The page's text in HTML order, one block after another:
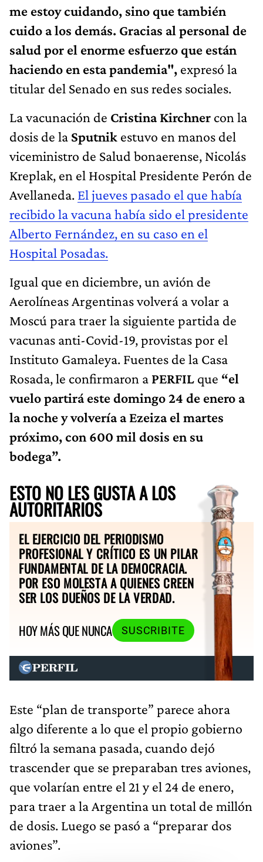
me estoy cuidando, sino que también
cuido a los demás. Gracias al personal de
salud por el enorme esfuerzo que están
haciendo en esta pandemia", expresó la
titular del Senado en sus redes sociales.
La vacunación de Cristina Kirchner con la
dosis de la Sputnik estuvo en manos del
viceministro de Salud bonaerense, Nicolás
Kreplak, en el Hospital Presidente Perón de
Avellaneda. El jueves pasado el que había
recibido la vacuna había sido el presidente
Alberto Fernández, en su caso en el
Hospital Posadas.
Igual que en diciembre, un avión de
Aerolíneas Argentinas volverá a volar a
Moscú para traer la siguiente partida de
vacunas anti-Covid-19, provistas por el
Instituto Gamaleya. Fuentes de la Casa
Rosada, le confirmaron a PERFIL que “el
vuelo partirá este domingo 24 de enero a
la noche y volvería a Ezeiza el martes
próximo, con 600 mil dosis en su
bodega”.
ESTO NO LES GUSTA A LOS
AUTORITARIOS
EL EJERCICIO DEL PERIODISMO
PROFESIONAL Y CRÍTICO ES UN PILAR
FUNDAMENTAL DE LA DEMOCRACIA.
POR ESO MOLESTA A QUIENES CREEN
SER LOS DUEÑOS DE LA VERDAD.
HOY MÁS QUE NUNCA
SUSCRIBITE
Este “plan de transporte” parece ahora
algo diferente a lo que el propio gobierno
filtró la semana pasada, cuando dejó
trascender que se preparaban tres aviones,
que volarían entre el 21 y el 24 de enero,
para traer a la Argentina un total de millón
de dosis. Luego se pasó a “preparar dos
aviones”.